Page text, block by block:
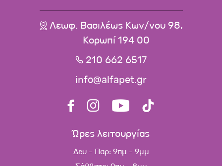
Λεωφ. Βασιλέως Κων/νου 98,
Κορωπί 194 00
210 662 6517
info@alfapet.gr
Ώρες λειτουργίας
Δευ - Παρ: 9πμ - 9μμ